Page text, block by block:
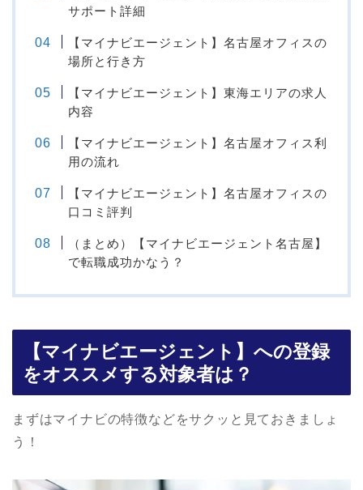
サポート詳細
【マイナビエージェント】名古屋オフィスの
場所と行き方
【マイナビエージェント】東海エリアの求人
内容
【マイナビエージェント】名古屋オフィス利
用の流れ
【マイナビエージェント】名古屋オフィスの
口コミ評判
（まとめ）【マイナビエージェント名古屋】
で転職成功かなう？
【マイナビエージェント】への登録
をオススメする対象者は？
まずはマイナビの特徴などをサクッと見ておきましょ
う！